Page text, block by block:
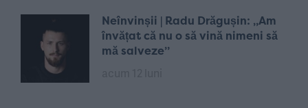
Neînvinșii | Radu Drăgușin: „Am
învățat că nu o să vină nimeni să
mă salveze”